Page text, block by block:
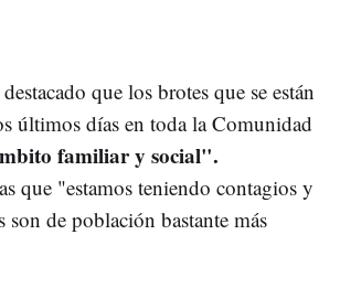
que los brotes que se están
últimos días en toda la Comunidad
familiar y social".
que "estamos teniendo contagios y
son de población bastante más